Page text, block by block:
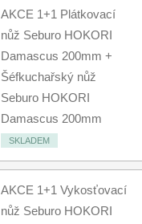
AKCE 1+1 Plátkovací
nůž Seburo HOKORI
Damascus 200mm +
Šéfkuchařský nůž
Seburo HOKORI
Damascus 200mm
SKLADEM
AKCE 1+1 Vykosťovací
nůž Seburo HOKORI